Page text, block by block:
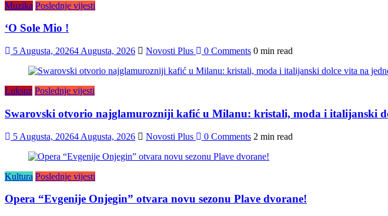
Muzika Poslednje vijesti
‘O Sole Mio !
5 Augusta, 20264 Augusta, 2026 Novosti Plus 0 Comments 0 min read
Luksuz Poslednje vijesti
Swarovski otvorio najglamurozniji kafić u Milanu: kristali, moda i italijanski
5 Augusta, 20264 Augusta, 2026 Novosti Plus 0 Comments 2 min read
Kultura Poslednje vijesti
Opera “Evgenije Onjegin” otvara novu sezonu Plave dvorane!